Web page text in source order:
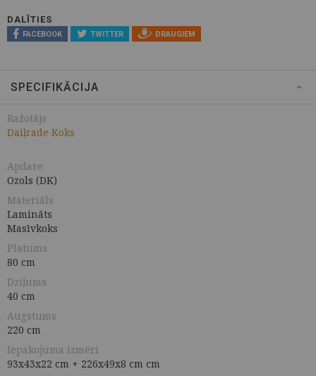
DALĪTIES
FACEBOOK TWITTER DRAUGIEM
SPECIFIKĀCIJA
Ražotājs
Daiļrade Koks
Apdare
Ozols (DK)
Materiāls
Lamināts
Masīvkoks
Platums
80 cm
Dziļums
40 cm
Augstums
220 cm
Iepakojuma izmēri
93x43x22 cm + 226x49x8 cm cm